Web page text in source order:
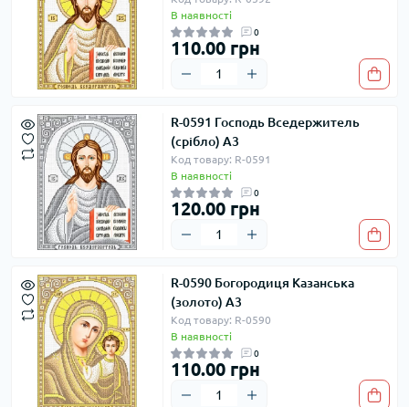
В наявності
0
110.00 грн
R-0591 Господь Вседержитель
(срібло) А3
Код товару: R-0591
В наявності
0
120.00 грн
R-0590 Богородиця Казанська
(золото) А3
Код товару: R-0590
В наявності
0
110.00 грн